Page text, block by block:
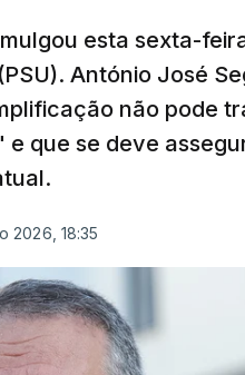
esta sexta-
António José
não pode
que se deve
2026, 18:35